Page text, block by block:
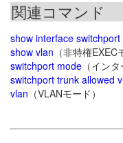
関連コマンド
show interface switchport
show vlan （非特権EXEC
switchport mode （イン
switchport trunk allowed
vlan （VLANモード）